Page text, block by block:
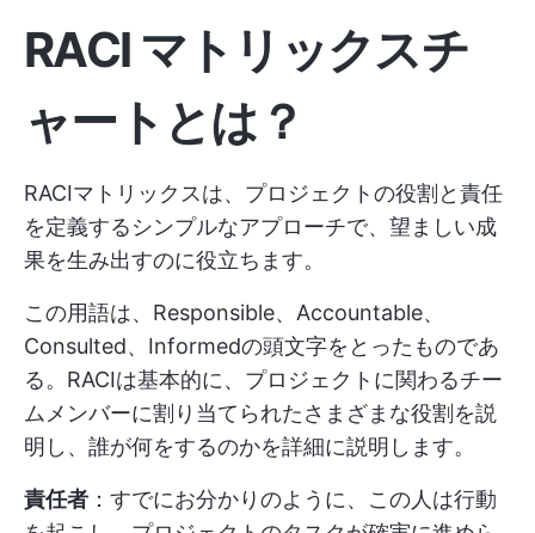
RACI マトリックスチ
ャートとは？
RACIマトリックスは、プロジェクトの役割と責任
を定義するシンプルなアプローチで、望ましい成
果を生み出すのに役立ちます。
この用語は、Responsible、Accountable、
Consulted、Informedの頭文字をとったものであ
る。RACIは基本的に、プロジェクトに関わるチー
ムメンバーに割り当てられたさまざまな役割を説
明し、誰が何をするのかを詳細に説明します。
責任者 ：すでにお分かりのように、この人は行動